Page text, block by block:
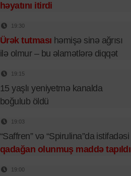
həyatını itirdi
19:30
Ürək tutması həmişə sinə ağrısı
ilə olmur – bu əlamətlərə diqqət
19:15
15 yaşlı yeniyetmə kanalda
boğulub öldü
19:03
“Saffren” və “Spirulina”da istifadəsi
qadağan olunmuş maddə tapıldı
19:00